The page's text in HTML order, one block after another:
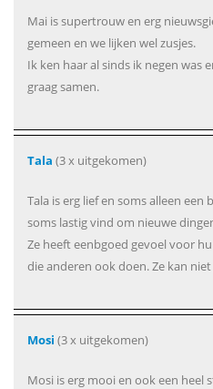
Mai is supertrouw en erg
gemeen en we lijken wel zusjes.
Ik ken haar al sinds ik negen was
graag samen.
Tala (3 x uitgekomen)
Tala is erg lief en soms alleen
soms lastig vind om nieuwe
Ze heeft eenbgoed gevoel voor
die anderen ook doen. Ze kan
Mosi (3 x uitgekomen)
Mosi is erg mooi en ook een heel